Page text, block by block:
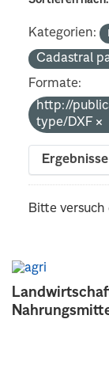
Kategorien:
Cadastral
Formate:
http://
type/DXF
Bitte versuch